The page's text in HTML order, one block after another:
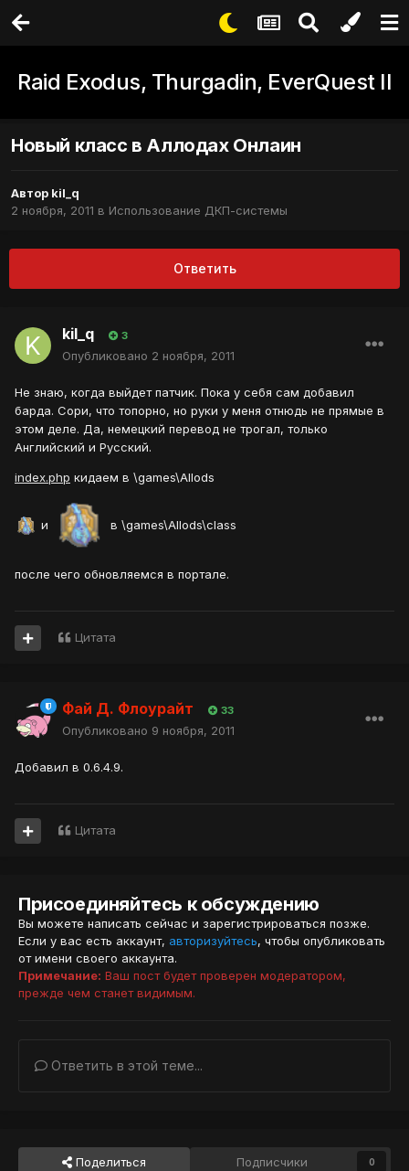
Raid Exodus, Thurgadin, EverQuest II
Новый класс в Аллодах Онлаин
Автор kil_q
2 ноября, 2011 в Использование ДКП-системы
Ответить
kil_q 3
Опубликовано 2 ноября, 2011
Не знаю, когда выйдет патчик. Пока у себя сам добавил
барда. Сори, что топорно, но руки у меня отнюдь не прямые в
этом деле. Да, немецкий перевод не трогал, только
Английский и Русский.
index.php кидаем в \games\Allods
и в \games\Allods\class
после чего обновляемся в портале.
Цитата
Фай Д. Флоурайт 33
Опубликовано 9 ноября, 2011
Добавил в 0.6.4.9.
Цитата
Присоединяйтесь к обсуждению
Вы можете написать сейчас и зарегистрироваться позже.
Если у вас есть аккаунт, авторизуйтесь, чтобы опубликовать
от имени своего аккаунта.
Примечание: Ваш пост будет проверен модератором,
прежде чем станет видимым.
Ответить в этой теме...
Поделиться Подписчики 0